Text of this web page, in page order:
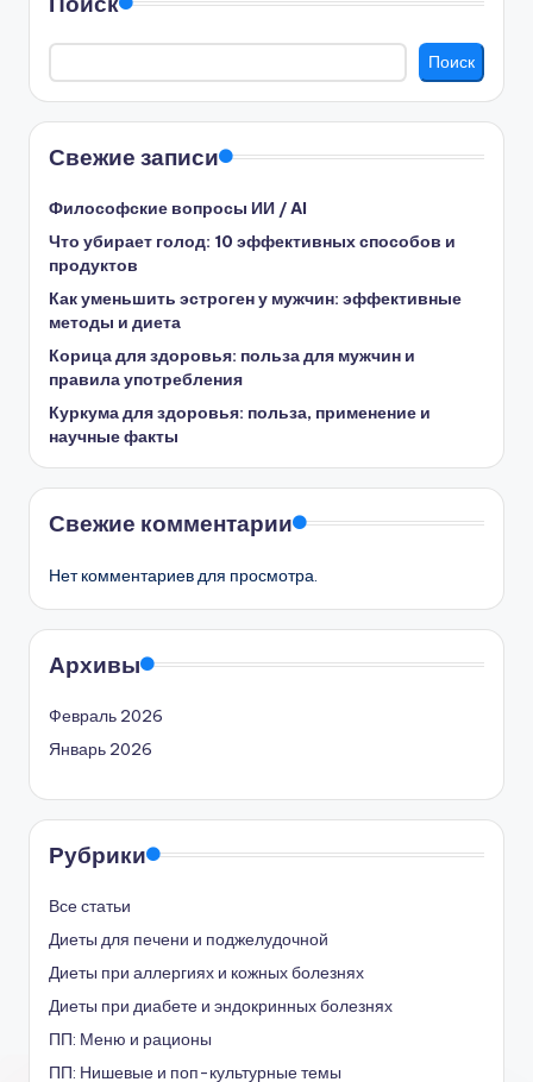
Поиск
Свежие записи
Философские вопросы ИИ / AI
Что убирает голод: 10 эффективных способов и
продуктов
Как уменьшить эстроген у мужчин: эффективные
методы и диета
Корица для здоровья: польза для мужчин и
правила употребления
Куркума для здоровья: польза, применение и
научные факты
Свежие комментарии
Нет комментариев для просмотра.
Архивы
Февраль 2026
Январь 2026
Рубрики
Все статьи
Диеты для печени и поджелудочной
Диеты при аллергиях и кожных болезнях
Диеты при диабете и эндокринных болезнях
ПП: Меню и рационы
ПП: Нишевые и поп-культурные темы